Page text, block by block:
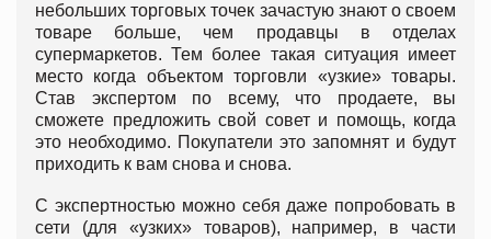
небольших торговых точек зачастую знают о своем
товаре больше, чем продавцы в отделах
супермаркетов. Тем более такая ситуация имеет
место когда объектом торговли «узкие» товары.
Став экспертом по всему, что продаете, вы
сможете предложить свой совет и помощь, когда
это необходимо. Покупатели это запомнят и будут
приходить к вам снова и снова.
С экспертностью можно себя даже попробовать в
сети (для «узких» товаров), например, в части